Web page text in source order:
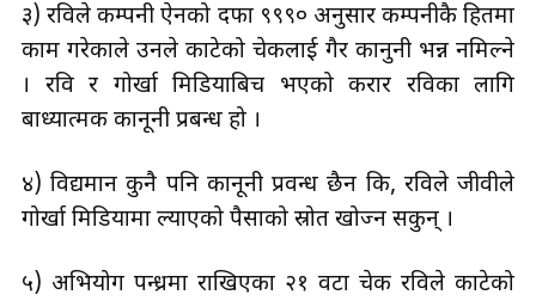
३) रविले कम्पनी ऐनको दफा ९९९० अनुसार कम्पनीकै हितमा
काम गरेकाले उनले काटेको चेकलाई गैर कानुनी भन्न नमिल्ने
। रवि र गोर्खा मिडियाबिच भएको करार रविका लागि
बाध्यात्मक कानूनी प्रबन्ध हो ।
४) विद्यमान कुनै पनि कानूनी प्रवन्ध छैन कि, रविले जीवीले
गोर्खा मिडियामा ल्याएको पैसाको स्रोत खोज्न सकुन् ।
५) अभियोग पन्ध्रमा राखिएका २१ वटा चेक रविले काटेको